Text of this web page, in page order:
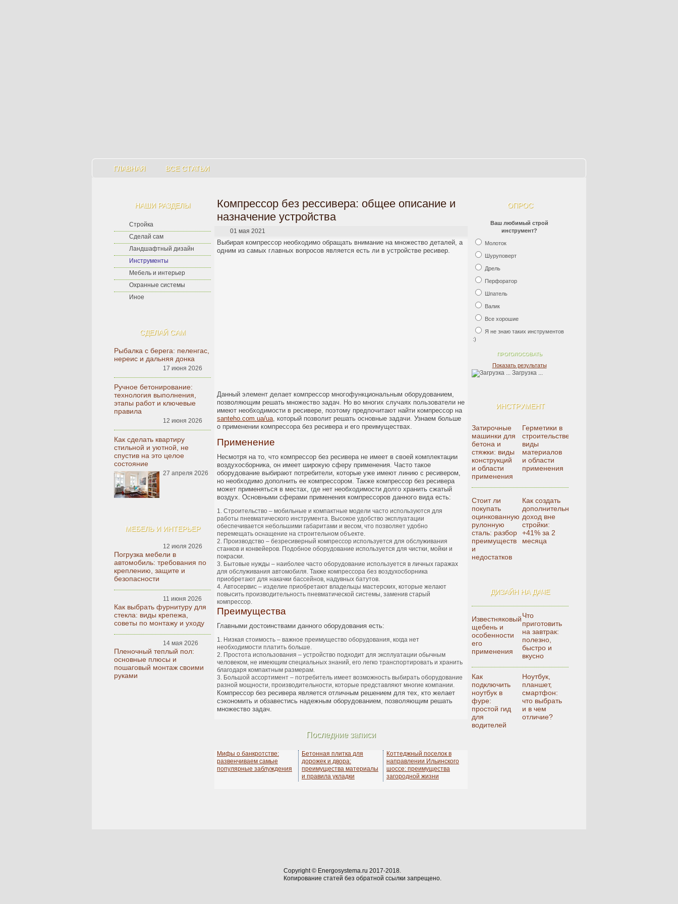
ГЛАВНАЯ ВСЕ СТАТЬИ
НАШИ РАЗДЕЛЫ
Стройка
Сделай сам
Ландшафтный дизайн
Инструменты
Мебель и интерьер
Охранные системы
Иное
СДЕЛАЙ САМ
Рыбалка с берега: пеленгас,
нереис и дальняя донка
17 июня 2026
Ручное бетонирование:
технология выполнения,
этапы работ и ключевые
правила
12 июня 2026
Как сделать квартиру
стильной и уютной, не
спустив на это целое
состояние
27 апреля 2026
МЕБЕЛЬ И ИНТЕРЬЕР
12 июля 2026
Погрузка мебели в
автомобиль: требования по
креплению, защите и
безопасности
11 июня 2026
Как выбрать фурнитуру для
стекла: виды крепежа,
советы по монтажу и уходу
14 мая 2026
Пленочный теплый пол:
основные плюсы и
пошаговый монтаж своими
руками
ОПРОС
Ваш любимый строй
инструмент?
Молоток
Шуруповерт
Дрель
Перфоратор
Шпатель
Валик
Все хорошие
Я не знаю таких инструментов
:)
Показать результаты
Загрузка ...
ИНСТРУМЕНТ
Затирочные
машинки для
бетона и
стяжки: виды
конструкций
и области
применения
Герметики в
строительстве:
виды
материалов
и области
применения
Стоит ли
покупать
оцинкованную
рулонную
сталь: разбор
преимуществ
и
недостатков
Как создать
дополнительный
доход вне
стройки:
+41% за 2
месяца
ДИЗАЙН НА ДАЧЕ
Известняковый
щебень и
особенности
его
применения
Что
приготовить
на завтрак:
полезно,
быстро и
вкусно
Как
подключить
ноутбук в
фуре:
простой гид
для
водителей
Ноутбук,
планшет,
смартфон:
что выбрать
и в чем
отличие?
Компрессор без рессивера: общее описание и
назначение устройства
01 мая 2021
Выбирая компрессор необходимо обращать внимание на множество деталей, а
одним из самых главных вопросов является есть ли в устройстве ресивер.
Данный элемент делает компрессор многофункциональным оборудованием,
позволяющим решать множество задач. Но во многих случаях пользователи не
имеют необходимости в ресивере, поэтому предпочитают найти компрессор на
santeho.com.ua/ua, который позволит решать основные задачи. Узнаем больше
о применении компрессора без ресивера и его преимуществах.
Применение
Несмотря на то, что компрессор без ресивера не имеет в своей комплектации
воздухосборника, он имеет широкую сферу применения. Часто такое
оборудование выбирают потребители, которые уже имеют линию с ресивером,
но необходимо дополнить ее компрессором. Также компрессор без ресивера
может применяться в местах, где нет необходимости долго хранить сжатый
воздух. Основными сферами применения компрессоров данного вида есть:
Строительство – мобильные и компактные модели часто используются для
работы пневматического инструмента. Высокое удобство эксплуатации
обеспечивается небольшими габаритами и весом, что позволяет удобно
перемещать оснащение на строительном объекте.
Производство – безресиверный компрессор используется для обслуживания
станков и конвейеров. Подобное оборудование используется для чистки, мойки и
покраски.
Бытовые нужды – наиболее часто оборудование используется в личных гаражах
для обслуживания автомобиля. Также компрессора без воздухосборника
приобретают для накачки бассейнов, надувных батутов.
Автосервис – изделие приобретают владельцы мастерских, которые желают
повысить производительность пневматической системы, заменив старый
компрессор.
Преимущества
Главными достоинствами данного оборудования есть:
Низкая стоимость – важное преимущество оборудования, когда нет
необходимости платить больше.
Простота использования – устройство подходит для эксплуатации обычным
человеком, не имеющим специальных знаний, его легко транспортировать и хранить
благодаря компактным размерам.
Большой ассортимент – потребитель имеет возможность выбирать оборудование
разной мощности, производительности, которые представляют многие компании.
Компрессор без ресивера является отличным решением для тех, кто желает
сэкономить и обзавестись надежным оборудованием, позволяющим решать
множество задач.
Последние записи
Мифы о банкротстве:
развенчиваем самые
популярные заблуждения
Бетонная плитка для
дорожек и двора:
преимущества материалы
и правила укладки
Коттеджный поселок в
направлении Ильинского
шоссе: преимущества
загородной жизни
Copyright © Energosystema.ru 2017-2018.
Копирование статей без обратной ссылки запрещено.